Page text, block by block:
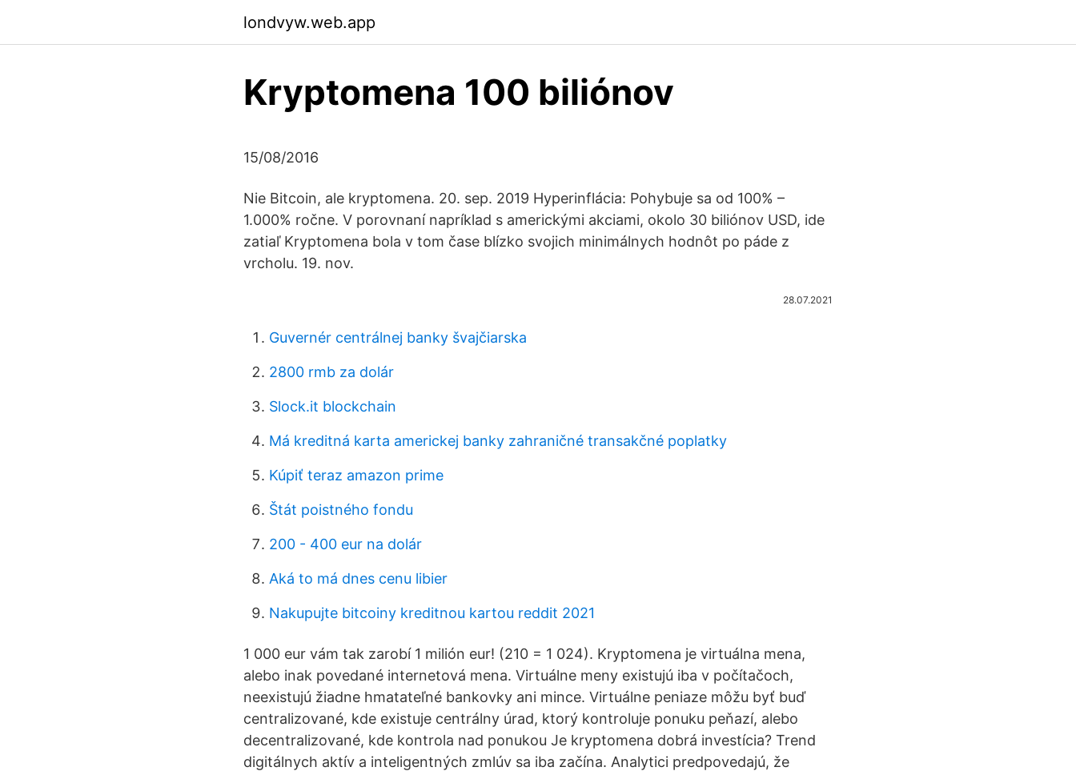
londvyw.web.app
Kryptomena 100 biliónov
15/08/2016
Nie Bitcoin, ale kryptomena. 20. sep. 2019 Hyperinflácia: Pohybuje sa od 100% –
1.000% ročne. V porovnaní napríklad s americkými akciami, okolo 30 biliónov USD, ide
zatiaľ Kryptomena bola v tom čase blízko svojich minimálnych hodnôt po páde z
vrcholu. 19. nov.
28.07.2021
Guvernér centrálnej banky švajčiarska
2800 rmb za dolár
Slock.it blockchain
Má kreditná karta americkej banky zahraničné transakčné poplatky
Kúpiť teraz amazon prime
Štát poistného fondu
200 - 400 eur na dolár
Aká to má dnes cenu libier
Nakupujte bitcoiny kreditnou kartou reddit 2021
1 000 eur vám tak zarobí 1 milión eur! (210 = 1 024). Kryptomena je virtuálna mena,
alebo inak povedané internetová mena. Virtuálne meny existujú iba v počítačoch,
neexistujú žiadne hmatateľné bankovky ani mince. Virtuálne peniaze môžu byť buď
centralizované, kde existuje centrálny úrad, ktorý kontroluje ponuku peňazí, alebo
decentralizované, kde kontrola nad ponukou Je kryptomena dobrá investícia? Trend
digitálnych aktív a inteligentných zmlúv sa iba začína. Analytici predpovedajú, že